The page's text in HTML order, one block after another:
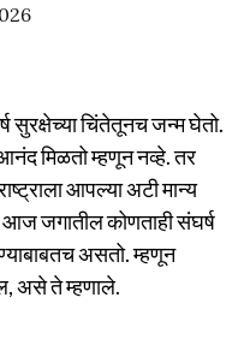
सुरक्षेच्या चिंतेतूनच जन्म घेतो.
मिळतो म्हणून नव्हे. तर
आपल्या अटी मान्य
आज जगातील कोणताही संघर्ष
असतो. म्हणून
असे ते म्हणाले.